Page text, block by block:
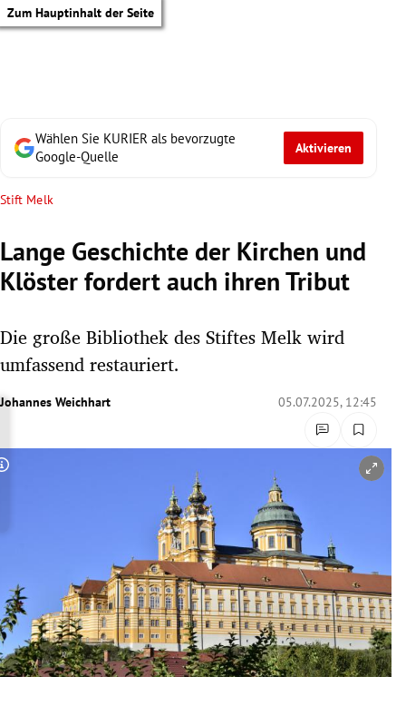
Zum Hauptinhalt der Seite
Untermenü
Untermenü
Untermenü
Wählen Sie KURIER als bevorzugte
Google-Quelle
Aktivieren
Stift Melk
Lange Geschichte der Kirchen und
Klöster fordert auch ihren Tribut
Die große Bibliothek des Stiftes Melk wird
umfassend restauriert.
Johannes Weichhart 05.07.2025, 12:45
Copyright-Hinweis öffnen/schließen